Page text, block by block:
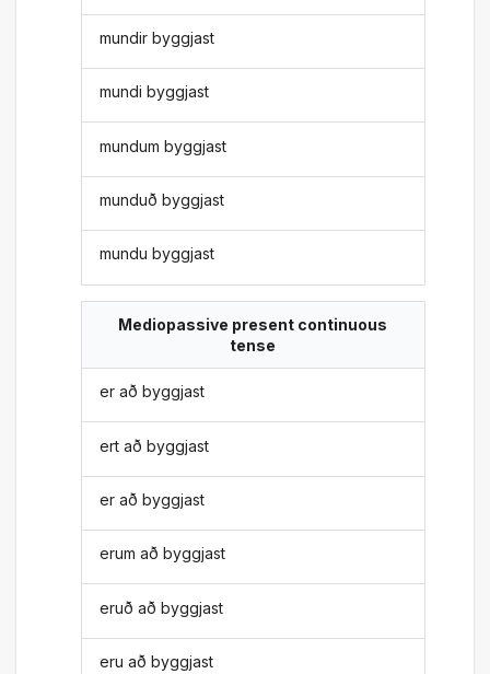
mundir byggjast
mundi byggjast
mundum byggjast
munduð byggjast
mundu byggjast
Mediopassive present continuous
tense
er að byggjast
ert að byggjast
er að byggjast
erum að byggjast
eruð að byggjast
eru að byggjast